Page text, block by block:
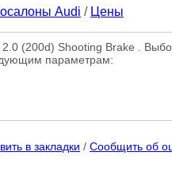
Audi / Цены
(200d) Shooting Brake .
параметрам:
в закладки / Сообщить об